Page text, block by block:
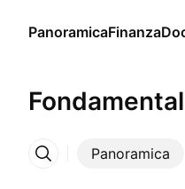
PanoramicaFinanza
Panoramica
Altro